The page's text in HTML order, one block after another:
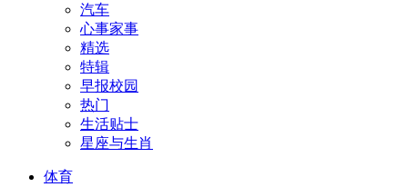
汽车
心事家事
精选
特辑
早报校园
热门
生活贴士
星座与生肖
体育